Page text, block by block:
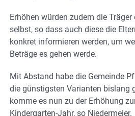
Erhöhen würden zudem die
selbst, so dass auch diese die
konkret informieren werden, um
Beträge es gehen werde.
Mit Abstand habe die Gemeinde
die günstigsten Varianten bislang
komme es nun zu der Erhöhung
Kindergarten-Jahr, so Niedermeier.